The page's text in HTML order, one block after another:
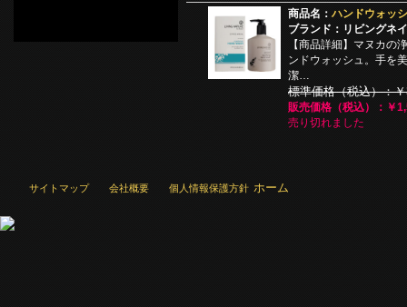
商品名： ハンドウォッ
ブランド：リビングネ
【商品詳細】マヌカの
ンドウォッシュ。手を
潔…
標準価格（税込）：
販売価格（税込）：￥
売り切れました
ホーム
サイトマップ 会社概要 個人情報保護方針